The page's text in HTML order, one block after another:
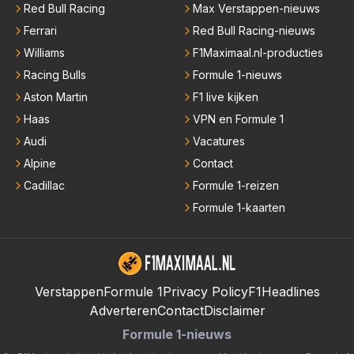
Red Bull Racing
Ferrari
Williams
Racing Bulls
Aston Martin
Haas
Audi
Alpine
Cadillac
Max Verstappen-nieuws
Red Bull Racing-nieuws
F1Maximaal.nl-producties
Formule 1-nieuws
F1 live kijken
VPN en Formule 1
Vacatures
Contact
Formule 1-reizen
Formule 1-kaarten
VerstappenFormule 1Privacy PolicyF1Headlines
AdverterenContactDisclaimer
Formule 1-nieuws